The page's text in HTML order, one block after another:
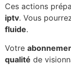
Ces actions
iptv. Vous
fluide.
Votre
qualité de